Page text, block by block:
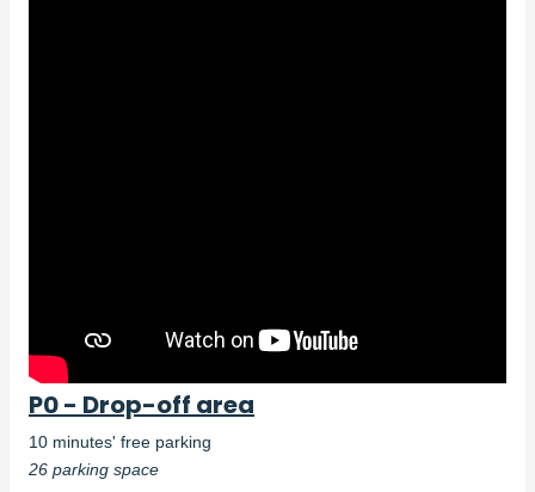
P0 - Drop-off area
10 minutes' free parking
26 parking space